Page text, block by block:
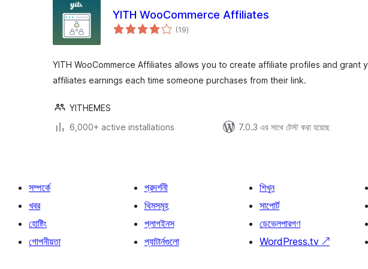
YITH WooCommerce Affiliates
(19total
ratings
)
YITH WooCommerce Affiliates allows you to create affiliate profiles and grant
affiliates earnings each time someone purchases from their link.
YITHEMES
6,000+ active installations
7.0.3 এর সাথে টেস্ট করা হয়েছে
সম্পর্কে
খবর
হোষ্টিং
গোপনীয়তা
প্রদর্শনী
থিমসমূহ
প্লাগইনস
প্যাটার্নগুলো
শিখুন
সাপোর্ট
ডেভেলপারগণ
WordPress.tv↗